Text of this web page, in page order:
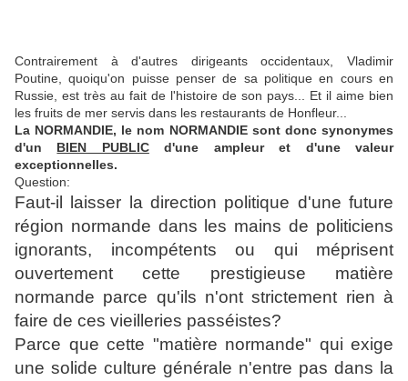
Contrairement à d'autres dirigeants occidentaux, Vladimir
Poutine, quoiqu'on puisse penser de sa politique en cours en
Russie, est très au fait de l'histoire de son pays... Et il aime bien
les fruits de mer servis dans les restaurants de Honfleur...
La NORMANDIE, le nom NORMANDIE sont donc synonymes
d'un BIEN PUBLICd'une ampleur et d'une valeur
exceptionnelles.
Question:
Faut-il laisser la direction politique d'une future
région normande dans les mains de politiciens
ignorants, incompétents ou qui méprisent
ouvertement cette prestigieuse matière
normande parce qu'ils n'ont strictement rien à
faire de ces vieilleries passéistes?
Parce que cette "matière normande" qui exige
une solide culture générale n'entre pas dans la